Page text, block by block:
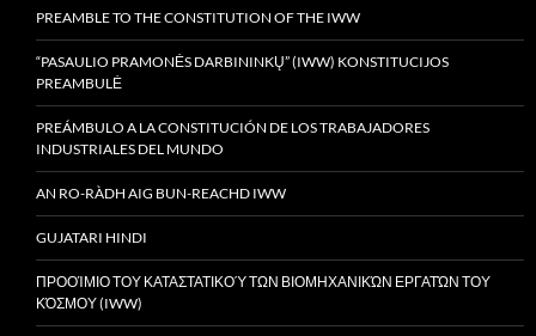
PREAMBLE TO THE CONSTITUTION OF THE IWW
“PASAULIO PRAMONĖS DARBININKŲ” (IWW) KONSTITUCIJOS
PREAMBULĖ
PREÁMBULO A LA CONSTITUCIÓN DE LOS TRABAJADORES
INDUSTRIALES DEL MUNDO
AN RO-RÀDH AIG BUN-REACHD IWW
GUJATARI HINDI
ΠΡΟΟΊΜΙΟ ΤΟΥ ΚΑΤΑΣΤΑΤΙΚΟΎ ΤΩΝ ΒΙΟΜΗΧΑΝΙΚΏΝ ΕΡΓΑΤΏΝ ΤΟΥ
ΚΌΣΜΟΥ (IWW)